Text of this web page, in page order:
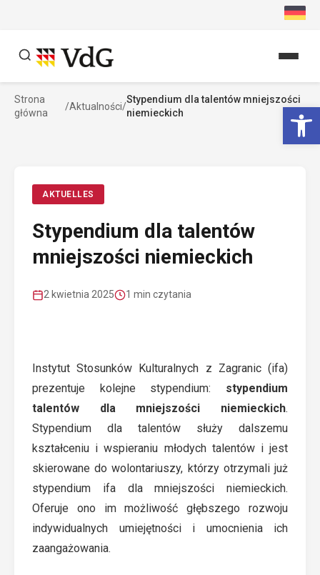
Szukaj
Strona
główna
/Aktualności/
Stypendium dla talentów mniejszości
niemieckich
AKTUELLES
Stypendium dla talentów
mniejszości niemieckich
2 kwietnia 2025 1 min czytania
Instytut Stosunków Kulturalnych z Zagranic (ifa)
prezentuje kolejne stypendium: stypendium
talentów dla mniejszości niemieckich.
Stypendium dla talentów służy dalszemu
kształceniu i wspieraniu młodych talentów i jest
skierowane do wolontariuszy, którzy otrzymali już
stypendium ifa dla mniejszości niemieckich.
Oferuje ono im możliwość głębszego rozwoju
indywidualnych umiejętności i umocnienia ich
zaangażowania.